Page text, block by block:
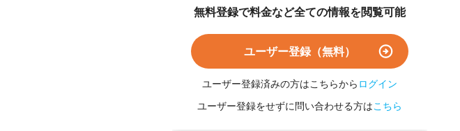
無料登録で料金など全ての情報を閲覧可能
ユーザー登録（無料）
ユーザー登録済みの方はこちらから ログイン
ユーザー登録をせずに問い合わせる方はこちら